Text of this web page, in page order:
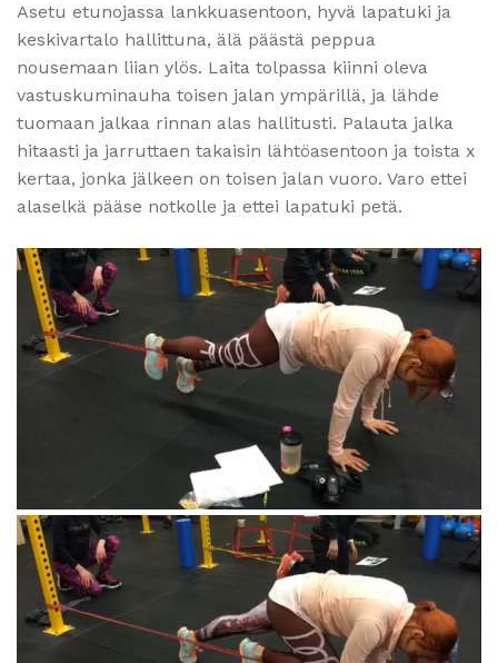
Asetu etunojassa lankkuasentoon, hyvä lapatuki ja
keskivartalo hallittuna, älä päästä peppua
nousemaan liian ylös. Laita tolpassa kiinni oleva
vastuskuminauha toisen jalan ympärillä, ja lähde
tuomaan jalkaa rinnan alas hallitusti. Palauta jalka
hitaasti ja jarruttaen takaisin lähtöasentoon ja toista x
kertaa, jonka jälkeen on toisen jalan vuoro. Varo ettei
alaselkä pääse notkolle ja ettei lapatuki petä.